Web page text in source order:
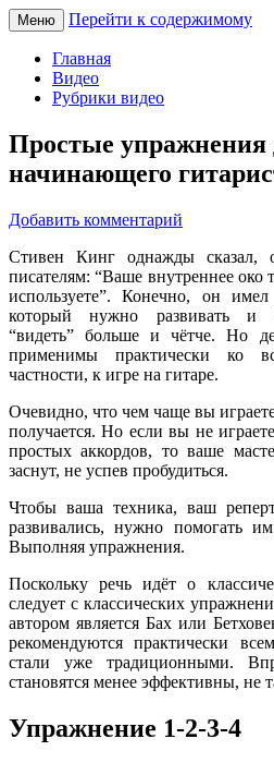
pesnec.ru
Меню Перейти к содержимому
Главная
Видео
Рубрики видео
Простые упражнения
начинающего
Добавить комментарий
Стивен Кинг однажды сказал,
писателям: “Ваше внутреннее око
используете”. Конечно, он
который нужно развивать и
“видеть” больше и чётче. Но
применимы практически ко
частности, к игре на гитаре.
Очевидно, что чем чаще вы
получается. Но если вы не
простых аккордов, то ваше
заснут, не успев пробудиться.
Чтобы ваша техника, ваш
развивались, нужно помогать
Выполняя упражнения.
Поскольку речь идёт о
следует с классических
автором является Бах или
рекомендуются практически
стали уже традиционными.
становятся менее эффективны, не
Упражнение 1-2-3-4